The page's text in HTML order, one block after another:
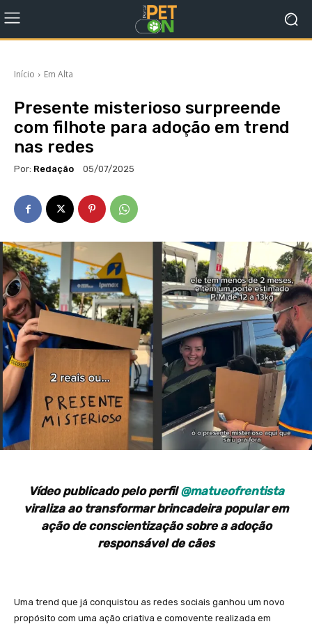
Início Em Alta
Presente misterioso surpreende
com filhote para adoção em trend
nas redes
Por: Redação 05/07/2025
Vídeo publicado pelo perfil@matueofrentista
viraliza ao transformar brincadeira popular em
ação de conscientização sobre a adoção
responsável de cães
Uma trend que já conquistou as redes sociais ganhou um novo
propósito com uma ação criativa e comovente realizada em